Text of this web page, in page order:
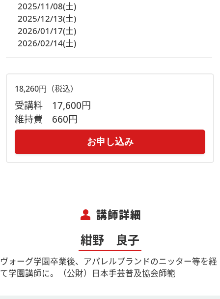
2025/11/08(土)
2025/12/13(土)
2026/01/17(土)
2026/02/14(土)
18,260円（税込）
受講料 17,600円
維持費 660円
お申し込み
person 講師詳細
紺野 良子
ヴォーグ学園卒業後、アパレルブランドのニッター等を経
て学園講師に。（公財）日本手芸普及協会師範